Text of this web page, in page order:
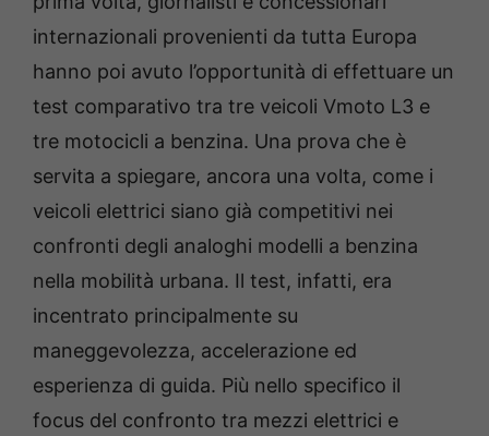
internazionali provenienti da tutta Europa
hanno poi avuto l’opportunità di effettuare un
test comparativo tra tre veicoli Vmoto L3 e
tre motocicli a benzina. Una prova che è
servita a spiegare, ancora una volta, come i
veicoli elettrici siano già competitivi nei
confronti degli analoghi modelli a benzina
nella mobilità urbana. Il test, infatti, era
incentrato principalmente su
maneggevolezza, accelerazione ed
esperienza di guida. Più nello specifico il
focus del confronto tra mezzi elettrici e